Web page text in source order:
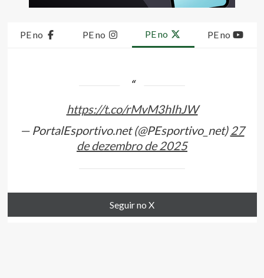
PE no PE no PE no PE no
https://t.co/rMvM3hIhJW
— PortalEsportivo.net (@PEsportivo_net)27
de dezembro de 2025
Seguir no X